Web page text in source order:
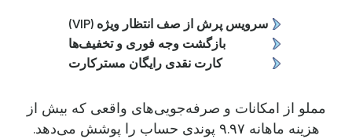
سرویس پرش از صف انتظار ویژه (VIP)
بازگشت وجه فوری و تخفیف‌ها
کارت نقدی رایگان مسترکارت
مملو از امکانات و صرفه‌جویی‌های واقعی که بیش از
هزینه ماهانه ۹.۹۷ پوندی حساب را پوشش می‌دهد.